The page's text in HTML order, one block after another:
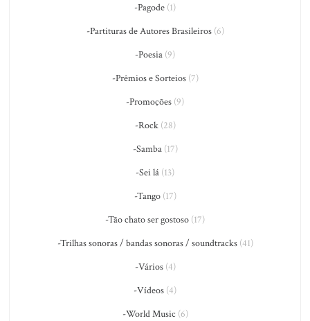
-Pagode (1)
-Partituras de Autores Brasileiros(6)
-Poesia (9)
-Prêmios e Sorteios(7)
-Promoções (9)
-Rock(28)
-Samba(17)
-Sei lá (13)
-Tango(17)
-Tão chato ser gostoso (17)
-Trilhas sonoras / bandas sonoras / soundtracks(41)
-Vários(4)
-Vídeos (4)
-World Music (6)